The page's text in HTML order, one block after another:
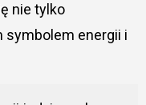
nie tylko
symbolem energii i